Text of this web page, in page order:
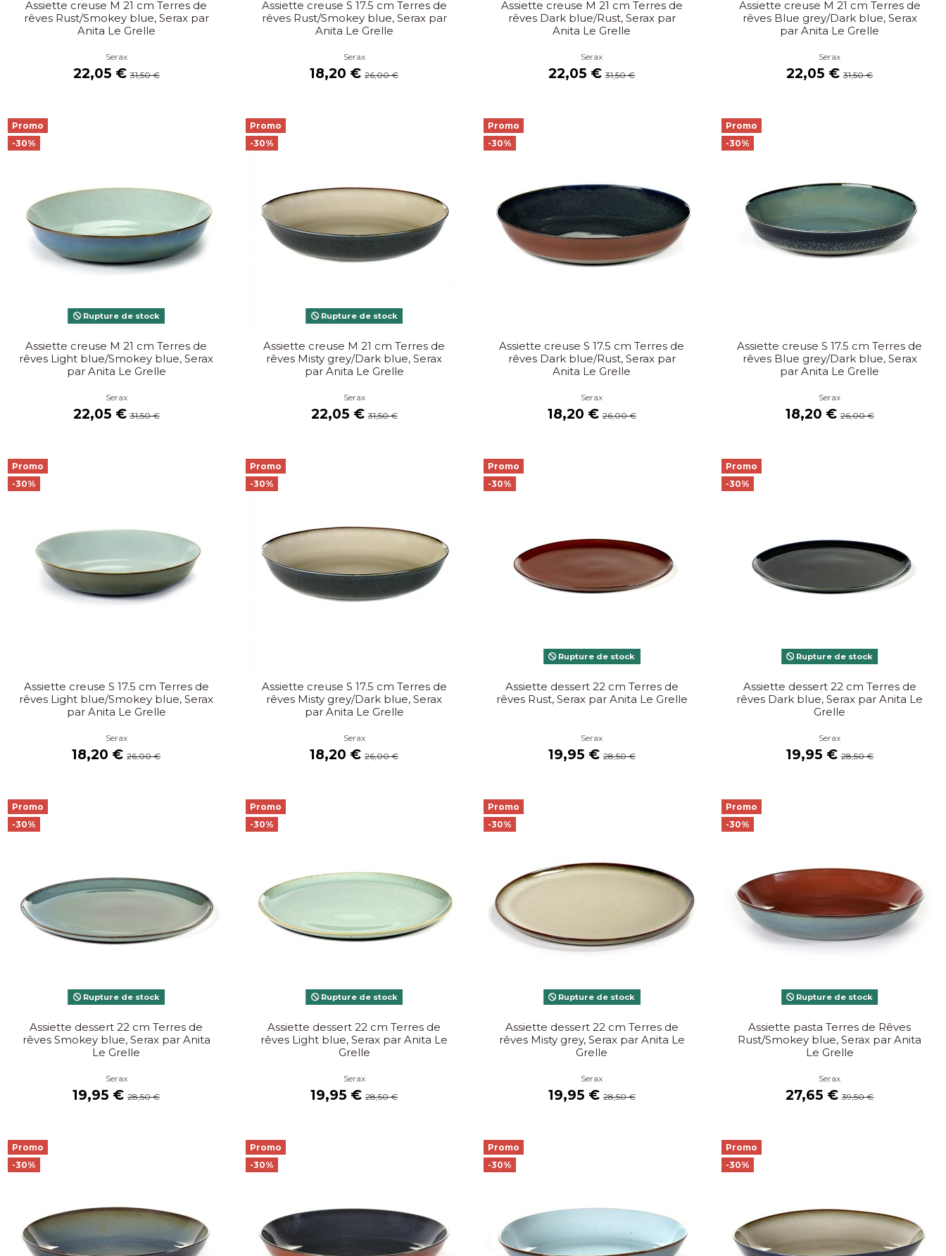
Assiette creuse M 21 cm Terres de
rêves Rust/Smokey blue, Serax par
Anita Le Grelle
Serax
22,05 €31,50 €
Assiette creuse S 17.5 cm Terres de
rêves Rust/Smokey blue, Serax par
Anita Le Grelle
Serax
18,20 €26,00 €
Assiette creuse M 21 cm Terres de
rêves Dark blue/Rust, Serax par
Anita Le Grelle
Serax
22,05 €31,50 €
Assiette creuse M 21 cm Terres de
rêves Blue grey/Dark blue, Serax
par Anita Le Grelle
Serax
22,05 €31,50 €
Promo
-30%
Rupture de stock
Assiette creuse M 21 cm Terres de
rêves Light blue/Smokey blue, Serax
par Anita Le Grelle
Serax
22,05 €31,50 €
Promo
-30%
Rupture de stock
Assiette creuse M 21 cm Terres de
rêves Misty grey/Dark blue, Serax
par Anita Le Grelle
Serax
22,05 €31,50 €
Promo
-30%
Assiette creuse S 17.5 cm Terres de
rêves Dark blue/Rust, Serax par
Anita Le Grelle
Serax
18,20 € 26,00 €
Promo
-30%
Assiette creuse S 17.5 cm Terres de
rêves Blue grey/Dark blue, Serax
par Anita Le Grelle
Serax
18,20 €26,00 €
Promo
-30%
Assiette creuse S 17.5 cm Terres de
rêves Light blue/Smokey blue, Serax
par Anita Le Grelle
Serax
18,20 €26,00 €
Promo
-30%
Assiette creuse S 17.5 cm Terres de
rêves Misty grey/Dark blue, Serax
par Anita Le Grelle
Serax
18,20 €26,00 €
Promo
-30%
Rupture de stock
Assiette dessert 22 cm Terres de
rêves Rust, Serax par Anita Le Grelle
Serax
19,95 € 28,50 €
Promo
-30%
Rupture de stock
Assiette dessert 22 cm Terres de
rêves Dark blue, Serax par Anita Le
Grelle
Serax
19,95 €28,50 €
Promo
-30%
Rupture de stock
Assiette dessert 22 cm Terres de
rêves Smokey blue, Serax par Anita
Le Grelle
Serax
19,95 €28,50 €
Promo
-30%
Rupture de stock
Assiette dessert 22 cm Terres de
rêves Light blue, Serax par Anita Le
Grelle
Serax
19,95 €28,50 €
Promo
-30%
Rupture de stock
Assiette dessert 22 cm Terres de
rêves Misty grey, Serax par Anita Le
Grelle
Serax
19,95 € 28,50 €
Promo
-30%
Rupture de stock
Assiette pasta Terres de Rêves
Rust/Smokey blue, Serax par Anita
Le Grelle
Serax
27,65 €39,50 €
Promo
-30%
Promo
-30%
Promo
-30%
Promo
-30%